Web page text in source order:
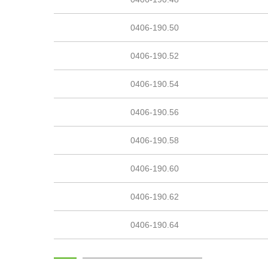
0406-190.50
0406-190.52
0406-190.54
0406-190.56
0406-190.58
0406-190.60
0406-190.62
0406-190.64